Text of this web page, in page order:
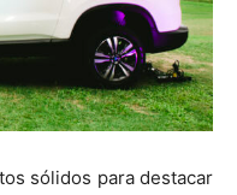
sólidos para destacar